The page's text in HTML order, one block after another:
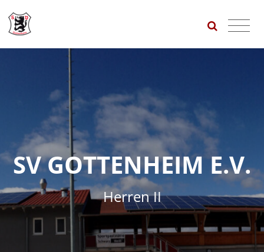
SV GOTTENHEIM E.V.
Herren II